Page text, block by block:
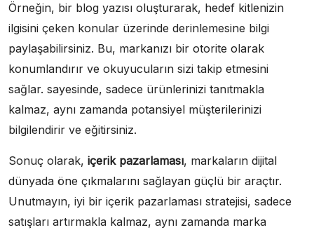
Örneğin, bir blog yazısı oluşturarak, hedef kitlenizin
ilgisini çeken konular üzerinde derinlemesine bilgi
paylaşabilirsiniz. Bu, markanızı bir otorite olarak
konumlandırır ve okuyucuların sizi takip etmesini
sağlar. sayesinde, sadece ürünlerinizi tanıtmakla
kalmaz, aynı zamanda potansiyel müşterilerinizi
bilgilendirir ve eğitirsiniz.
Sonuç olarak, içerik pazarlaması, markaların dijital
dünyada öne çıkmalarını sağlayan güçlü bir araçtır.
Unutmayın, iyi bir içerik pazarlaması stratejisi, sadece
satışları artırmakla kalmaz, aynı zamanda marka